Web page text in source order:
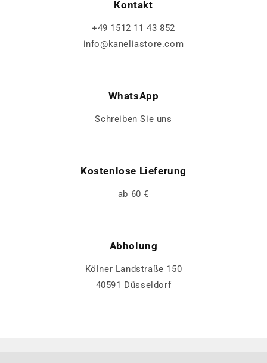
Kontakt
+49 1512 11 43 852
info@kaneliastore.com
WhatsApp
Schreiben Sie uns
Kostenlose Lieferung
ab 60 €
Abholung
Kölner Landstraße 150
40591 Düsseldorf